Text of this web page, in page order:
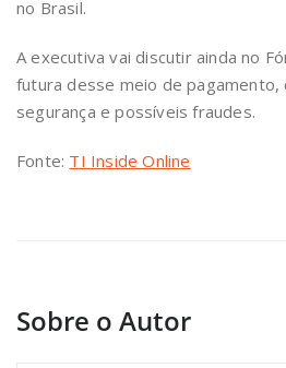
no Brasil.
A executiva vai discutir ainda no
futura desse meio de
segurança e possíveis fraudes.
Fonte: TI Inside Online
Sobre o Autor